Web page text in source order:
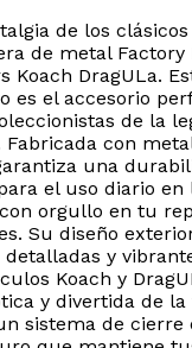
de los
de metal
Koach DragULa.
es el accesorio
de la
Fabricada con
una
el uso diario en
orgullo en tu
Su diseño
y
Koach y
y divertida de
sistema de cierre